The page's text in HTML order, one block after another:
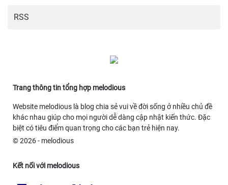
RSS
Trang thông tin tổng hợp melodious
Website melodious là blog chia sẻ vui về đời sống ở nhiều chủ đề
khác nhau giúp cho mọi người dễ dàng cập nhật kiến thức. Đặc
biệt có tiêu điểm quan trọng cho các bạn trẻ hiện nay.
© 2026 - melodious
Kết nối với melodious